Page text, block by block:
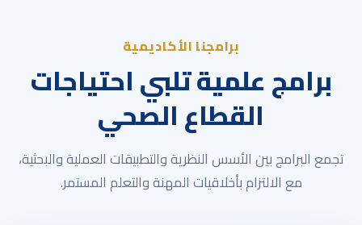
برامجنا الأكاديمية
برامج علمية تلبي احتياجات
القطاع الصحي
تجمع البرامج بين الأسس النظرية والتطبيقات العملية والبحثية،
مع الالتزام بأخلاقيات المهنة والتعلم المستمر.